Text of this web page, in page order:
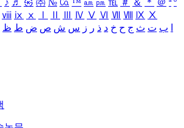
♪ ♬ ㉿ ㈜ № ㏇ ™ ㏂ ㏘ ℡ ＃ ＆ ＊ ＠ ª º
ⅷ ⅸ ⅹ Ⅳ Ⅴ Ⅵ Ⅶ Ⅷ Ⅸ Ⅹ
ب ت ث ج ح خ د ذ ر ز س ش ص ض ط ظ